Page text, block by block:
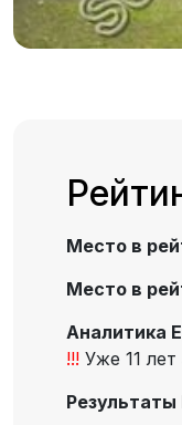
Место в
Место в
Аналитика
!!! Уже 11
Результаты